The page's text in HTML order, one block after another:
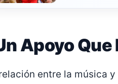
Apoyo
entre la música